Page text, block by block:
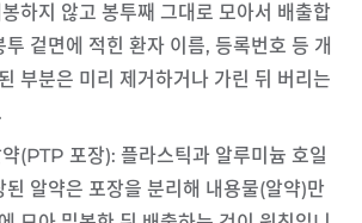
하지 않고 봉투째 그대로 모아서 배출합
투 겉면에 적힌 환자 이름, 등록번호 등 개
부분은 미리 제거하거나 가린 뒤 버리는
(PTP 포장): 플라스틱과 알루미늄 호일
된 알약은 포장을 분리해 내용물(알약)만